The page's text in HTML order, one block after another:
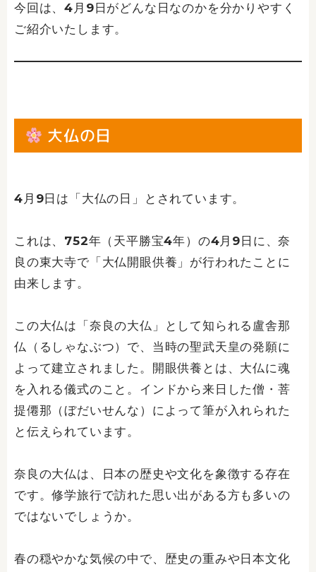
今回は、4月9日がどんな日なのかを分かりやすく
ご紹介いたします。
大仏の日
4月9日は「大仏の日」とされています。
これは、752年（天平勝宝4年）の4月9日に、奈
良の東大寺で「大仏開眼供養」が行われたことに
由来します。
この大仏は「奈良の大仏」として知られる盧舎那
仏（るしゃなぶつ）で、当時の聖武天皇の発願に
よって建立されました。開眼供養とは、大仏に魂
を入れる儀式のこと。インドから来日した僧・菩
提僊那（ぼだいせんな）によって筆が入れられた
と伝えられています。
奈良の大仏は、日本の歴史や文化を象徴する存在
です。修学旅行で訪れた思い出がある方も多いの
ではないでしょうか。
春の穏やかな気候の中で、歴史の重みや日本文化